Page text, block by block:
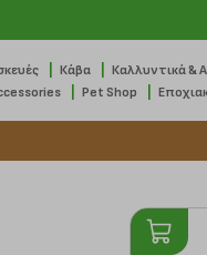
Κάβα Καλλυντικά &
Pet Shop